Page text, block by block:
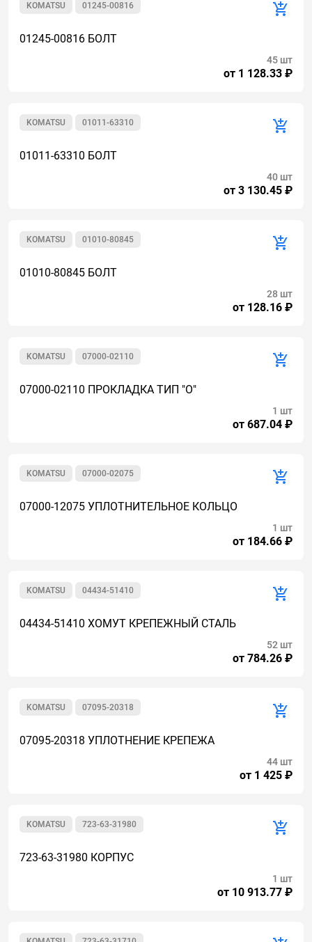
01245-00816
KOMATSU
01245-00816 БОЛТ
от 1 128.33 ₽
45 шт
01011-63310
KOMATSU
01011-63310 БОЛТ
от 3 130.45 ₽
40 шт
01010-80845
KOMATSU
01010-80845 БОЛТ
от 128.16 ₽
28 шт
07000-02110
KOMATSU
07000-02110 ПРОКЛАДКА ТИП "О"
от 687.04 ₽
1 шт
07000-02075
KOMATSU
07000-12075 УПЛОТНИТЕЛЬНОЕ КОЛЬЦО
от 184.66 ₽
1 шт
04434-51410
KOMATSU
04434-51410 ХОМУТ КРЕПЕЖНЫЙ СТАЛЬ
от 784.26 ₽
52 шт
07095-20318
KOMATSU
07095-20318 УПЛОТНЕНИЕ КРЕПЕЖА
от 1 425 ₽
44 шт
723-63-31980
KOMATSU
723-63-31980 КОРПУС
от 10 913.77 ₽
1 шт